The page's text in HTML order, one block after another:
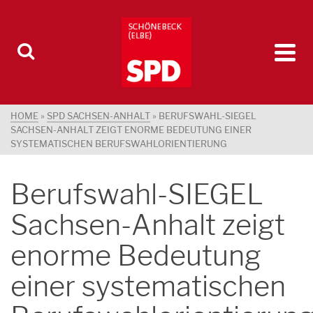
HOME » SPD SACHSEN-ANHALT » BERUFSWAHL-SIEGEL
SACHSEN-ANHALT ZEIGT ENORME BEDEUTUNG EINER
SYSTEMATISCHEN BERUFSWAHLORIENTIERUNG
Berufswahl-SIEGEL
Sachsen-Anhalt zeigt
enorme Bedeutung
einer systematischen